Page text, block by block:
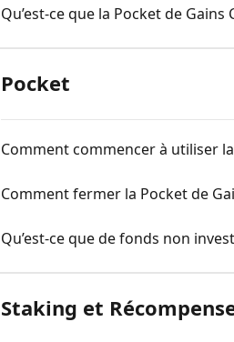
Qu’est-ce que la Pocket de Gains
Pocket
Comment commencer à utiliser
Comment fermer la Pocket de
Qu’est-ce que de fonds non
Staking et